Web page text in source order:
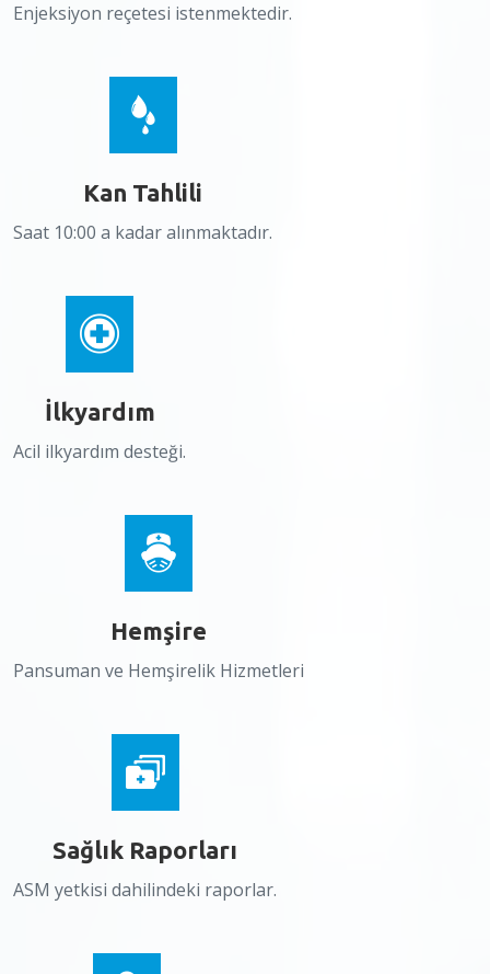
Enjeksiyon reçetesi istenmektedir.
Kan Tahlili
Saat 10:00 a kadar alınmaktadır.
İlkyardım
Acil ilkyardım desteği.
Hemşire
Pansuman ve Hemşirelik Hizmetleri
Sağlık Raporları
ASM yetkisi dahilindeki raporlar.